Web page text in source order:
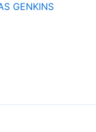
GENKINS